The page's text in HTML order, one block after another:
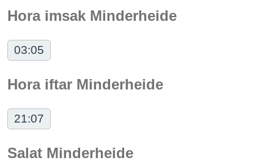
Hora imsak Minderheide
03:05
Hora iftar Minderheide
21:07
Salat Minderheide